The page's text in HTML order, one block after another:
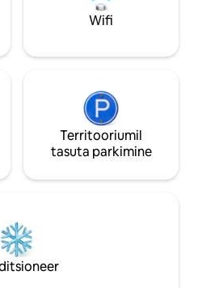
rahvamassidest –
elamus meie
Wifi
Territooriumil
tasuta parkimine